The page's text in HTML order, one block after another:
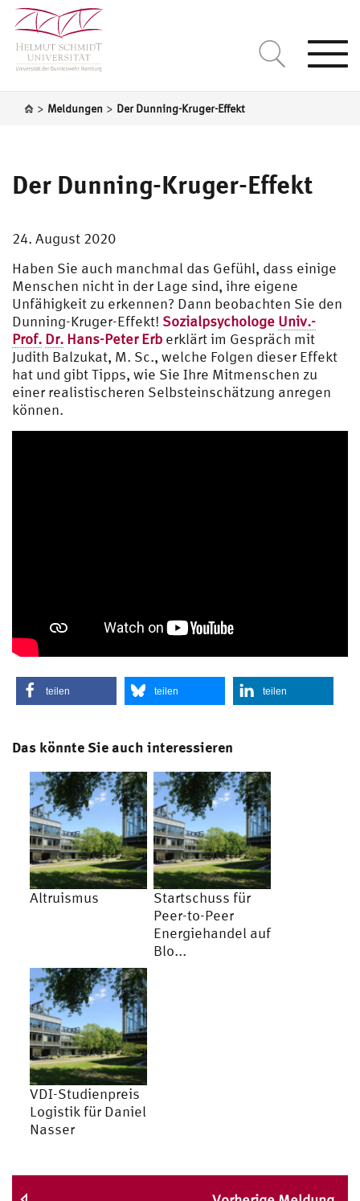
> Meldungen > Der Dunning-Kruger-Effekt
Der Dunning-Kruger-Effekt
24. August 2020
Haben Sie auch manchmal das Gefühl, dass einige
Menschen nicht in der Lage sind, ihre eigene
Unfähigkeit zu erkennen? Dann beobachten Sie den
Dunning-Kruger-Effekt! Sozialpsychologe Univ.-
Prof. Dr. Hans-Peter Erb erklärt im Gespräch mit
Judith Balzukat, M. Sc., welche Folgen dieser Effekt
hat und gibt Tipps, wie Sie Ihre Mitmenschen zu
einer realistischeren Selbsteinschätzung anregen
können.
teilen teilen teilen
Das könnte Sie auch interessieren
Altruismus
Startschuss für
Peer-to-Peer
Energiehandel auf
Blo...
VDI-Studienpreis
Logistik für Daniel
Nasser